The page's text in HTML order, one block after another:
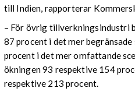
till Indien, rapporterar
– För övrig tillverkningsindustri
87 procent i det mer
procent i det mer omfattande
ökningen 93 respektive 154
respektive 213 procent.